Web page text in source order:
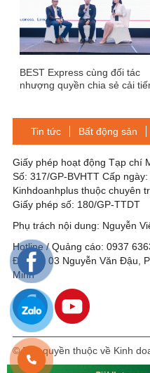
BEST Express cùng đối tác
nhượng quyền chia sẻ cải
Tin tức Bất động sản
Giấy phép hoạt động Tạp chí
Số: 317/GP-BVHTT Cấp
Kinhdoanhplus thuộc chuyên
Giấy phép số: 180/GP-TTDT
Phụ trách nội dung: Nguyễn
Hotline / Quảng cáo: 0937
Địa chỉ: 03 Nguyễn Văn Đậu,
Minh
© Bản quyền thuộc về Kinh